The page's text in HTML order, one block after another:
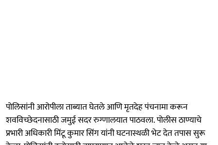
पोलिसांनी आरोपीला ताब्यात घेतले आणि मृतदेह पंचनामा करून
शवविच्छेदनासाठी जमुई सदर रुग्णालयात पाठवला. पोलीस ठाण्याचे
प्रभारी अधिकारी मिंटू कुमार सिंग यांनी घटनास्थळी भेट देत तपास सुरू